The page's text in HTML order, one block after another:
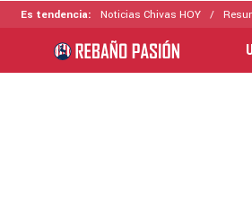
Es tendencia: Noticias Chivas HOY